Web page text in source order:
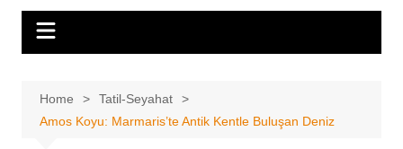
Home
Tatil-Seyahat
Amos Koyu: Marmaris’te Antik Kentle Buluşan Deniz